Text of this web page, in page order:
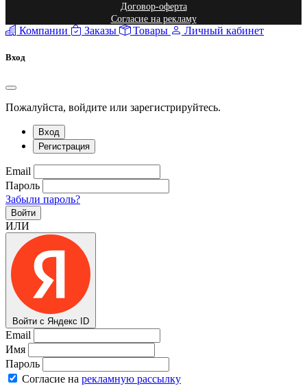
Договор-оферта
Согласие на рекламу
Компании Заказы Товары Личный кабинет
Вход
Пожалуйста, войдите или зарегистрируйтесь.
Вход
Регистрация
Email
Пароль
Забыли пароль?
Войти
ИЛИ
Войти с Яндекс ID
Email
Имя
Пароль
Согласие на рекламную рассылку